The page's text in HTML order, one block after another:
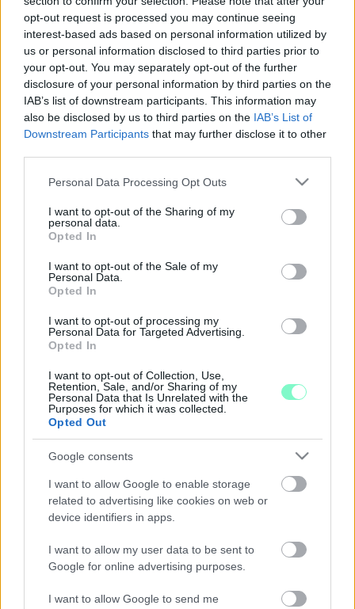
opt-out request is processed you may continue seeing
interest-based ads based on personal information utilized by
us or personal information disclosed to third parties prior to
your opt-out. You may separately opt-out of the further
disclosure of your personal information by third parties on the
IAB’s list of downstream participants. This information may
also be disclosed by us to third parties on the IAB’s List of
Downstream Participants that may further disclose it to other
Please note that this website/app uses one or more Google
not limited to your visit or usage behaviour. You may click to
grant or deny consent to Google and its third-party tags to
use your data for below specified purposes in below Google
consent section.
Personal Data Processing Opt Outs
I want to opt-out of the Sharing of my
personal data.
Opted In
I want to opt-out of the Sale of my
Personal Data.
Opted In
I want to opt-out of processing my
Personal Data for Targeted Advertising.
Opted In
I want to opt-out of Collection, Use,
Retention, Sale, and/or Sharing of my
Personal Data that Is Unrelated with the
Purposes for which it was collected.
Opted Out
Google consents
I want to allow Google to enable storage
related to advertising like cookies on web or
device identifiers in apps.
I want to allow my user data to be sent to
Google for online advertising purposes.
I want to allow Google to send me
MAGYARORSZÁG MEGVÉTÓZTA A DÖNTÉST
2022. június. 17. 17:09
A magyar kormány nem akar úgy plusz terhet kiróni az
óriásvállalatokra, hogy a szabály mindenkire érvényes.
RUBELT A GÁZÉRT: A MAGYAR KORMÁNY
VÉTÓZTA MEG, HOGY AZ EU NEMET MONDJON
PUTYIN ZSAROLÁSÁRA
2022. Április. 01. 11:53
ORBÁN CSAK AZZAL A FELTÉTELLEL FOGADJA
EL AZ EU-S KÖLTSÉGVETÉST, HA A
VÁLASZTÁSOKIG NEM VIZSGÁLJÁK
MAGYARORSZÁG KÖLTÉSEIT
2020. december. 09. 14:31
A németek belemehetnek a politikai alkuba, így továbbra sem
kötik jogállamisági feltételekhez a kifizetéseket.
LMP: A VÉTÓ FENNTARTÁSA MAGYARORSZÁG
EGÉSZÉNEK KÁROS
2020. december. 04. 15:56
Az LMP felszólítja a kormányt, hogy ne vétózza tovább - immár
egyedül - az európai gazdasági mentőcsomagot és
költségvetést, legalább a lengyel lépést kövesse, és ne menjen
szembe a józan ésszel, az ország és egész Európa érdekeivel -
olvasható a párt pénteki közleményében.
ORBÁN EGYEDÜL MARADT ŐRÜLT TERVÉVEL: A
KÖLTSÉGVETÉS VÉTÓJÁT
2020. december. 03. 21:29
Azt mondják, tudatosult bennük, hogy ha vétót emelnek, az
MANFRED WEBER: HA NEM LENNE JÁRVÁNY,
MÁR KIZÁRTÁK VOLNA A FIDESZT AZ EURÓPAI
NÉPPÁRTBÓL